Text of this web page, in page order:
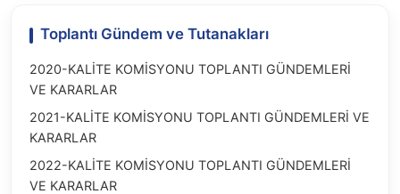
Toplantı Gündem ve Tutanakları
2020-KALİTE KOMİSYONU TOPLANTI GÜNDEMLERİ
VE KARARLAR
2021-KALİTE KOMİSYONU TOPLANTI GÜNDEMLERİ VE
KARARLAR
2022-KALİTE KOMİSYONU TOPLANTI GÜNDEMLERİ
VE KARARLAR